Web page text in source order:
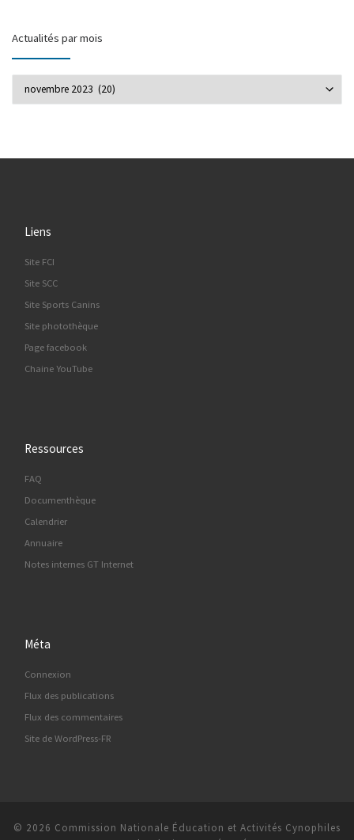
Actualités par mois
Liens
Site FCI
Site SCC
Site Sports Canins
Site photothèque
Page facebook
Chaine YouTube
Ressources
FAQ
Documenthèque
Calendrier
Annuaire
Notes internes GT Internet
Méta
Connexion
Flux des publications
Flux des commentaires
Site de WordPress-FR
© 2026 Commission Nationale Éducation et Activités Cynophiles